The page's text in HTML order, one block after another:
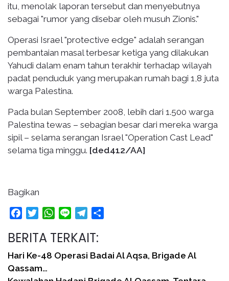
itu, menolak laporan tersebut dan menyebutnya
sebagai "rumor yang disebar oleh musuh Zionis."
Operasi Israel "protective edge" adalah serangan
pembantaian masal terbesar ketiga yang dilakukan
Yahudi dalam enam tahun terakhir terhadap wilayah
padat penduduk yang merupakan rumah bagi 1,8 juta
warga Palestina.
Pada bulan September 2008, lebih dari 1.500 warga
Palestina tewas – sebagian besar dari mereka warga
sipil – selama serangan Israel "Operation Cast Lead"
selama tiga minggu. [ded412/AA]
Bagikan
FacebookTwitterWhatsApp
Line Telegram
BERITA TERKAIT:
Hari Ke-48 Operasi Badai Al Aqsa, Brigade Al
Qassam…